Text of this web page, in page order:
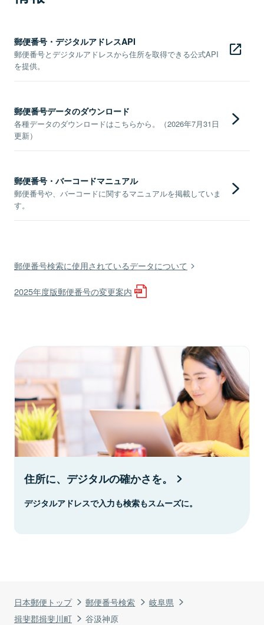
日本郵便トップ 郵便番号検索
岐阜県
揖斐郡揖斐川町
谷汲神原
郵便番号・デジタルアドレスAPI
郵便番号とデジタルアドレスから住所を取得できる公式API
を提供。
郵便番号データのダウンロード
各種データのダウンロードはこちらから。（2026年7月31日
更新）
郵便番号・バーコードマニュアル
郵便番号や、バーコードに関するマニュアルを掲載していま
す。
郵便番号検索に使用されているデータについて
2025年度版郵便番号の変更案内
住所に、デジタルの確かさを。
デジタルアドレスで入力も検索もスムーズに。